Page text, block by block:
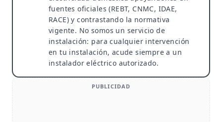
fuentes oficiales (REBT, CNMC, IDAE,
RACE) y contrastando la normativa
vigente. No somos un servicio de
instalación: para cualquier intervención
en tu instalación, acude siempre a un
instalador eléctrico autorizado.
PUBLICIDAD